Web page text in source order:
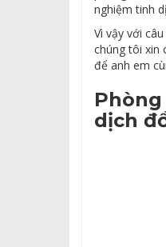
nghiệm tinh
Vì vậy với
chúng tôi xin
để anh em
dịch